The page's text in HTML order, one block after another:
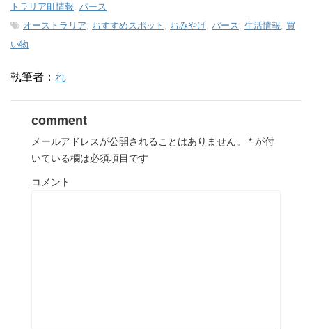
トラリア町情報 パース
-オーストラリア おすすめスポット おみやげ パース 生活情報
買
い物
執筆者： れ
comment
メールアドレスが公開されることはありません。 * が付
いている欄は必須項目です
コメント